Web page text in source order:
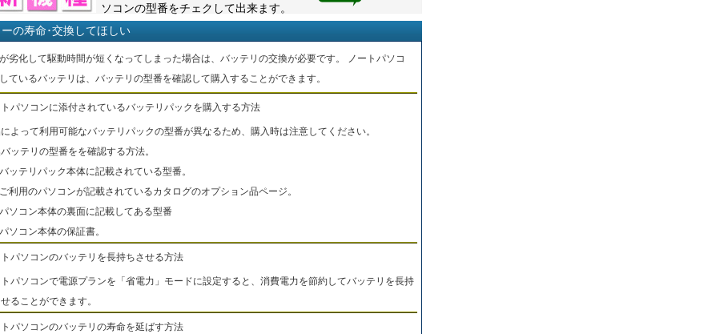
ソコンの型番をチェクして出来ます。
の寿命･交換してほしい
劣化して駆動時間が短くなってしまった場合は、バッテリの交換が必要です。 ノートパソコ
ているバッテリは、バッテリの型番を確認して購入することができます。
トパソコンに添付されているバッテリパックを購入する方法
よって利用可能なバッテリパックの型番が異なるため、購入時は注意してください。
ッテリの型番をを確認する方法。
ッテリパック本体に記載されている型番。
利用のパソコンが記載されているカタログのオプション品ページ。
ソコン本体の裏面に記載してある型番
ソコン本体の保証書。
トパソコンのバッテリを長持ちさせる方法
トパソコンで電源プランを「省電力」モードに設定すると、消費電力を節約してバッテリを長持
ることができます。
トパソコンのバッテリの寿命を延ばす方法